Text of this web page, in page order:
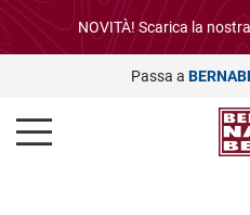
NOVITÀ! Scarica la
Passa a